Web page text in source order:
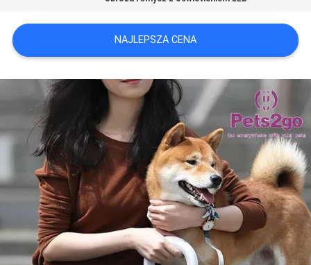
SITEMAP
PRIVACY
POLICY
NAJLEPSZA CENA